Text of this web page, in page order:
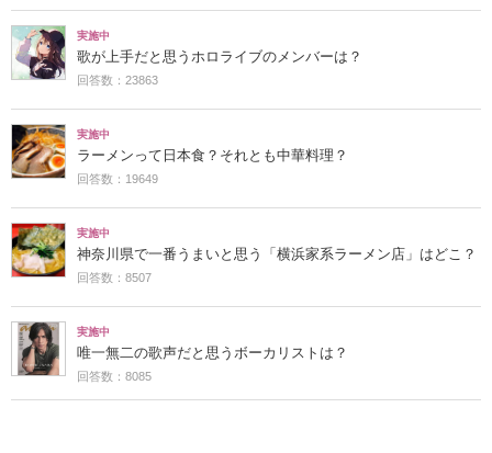
実施中
歌が上手だと思うホロライブのメンバーは？
回答数：23863
実施中
ラーメンって日本食？それとも中華料理？
回答数：19649
実施中
神奈川県で一番うまいと思う「横浜家系ラーメン店」はどこ？
回答数：8507
実施中
唯一無二の歌声だと思うボーカリストは？
回答数：8085